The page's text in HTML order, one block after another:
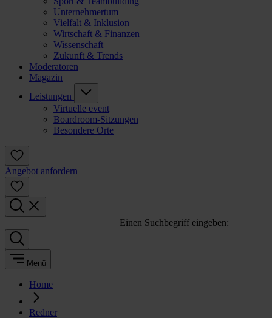
Unternehmertum
Vielfalt & Inklusion
Wirtschaft & Finanzen
Wissenschaft
Zukunft & Trends
Moderatoren
Magazin
Leistungen
Virtuelle event
Boardroom-Sitzungen
Besondere Orte
Angebot anfordern
Einen Suchbegriff eingeben:
Menü
Home
Redner